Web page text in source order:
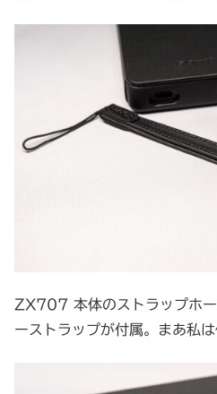
ZX707 本体のストラップホ
ーストラップが付属。まあ私は